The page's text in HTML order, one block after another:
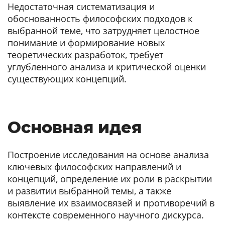
Недостаточная систематизация и
обоснованность философских подходов к
выбранной теме, что затрудняет целостное
понимание и формирование новых
теоретических разработок, требует
углубленного анализа и критической оценки
существующих концепций.
Основная идея
Построение исследования на основе анализа
ключевых философских направлений и
концепций, определение их роли в раскрытии
и развитии выбранной темы, а также
выявление их взаимосвязей и противоречий в
контексте современного научного дискурса.